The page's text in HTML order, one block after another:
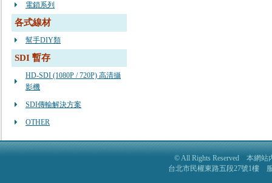
電鎖系列
各式線材
幫手DIY類
SDI 暫存
HD-SDI (1080P / 720P) 高清攝
影機
SDI傳輸解決方案
OTHER
© All Rights Reserved 本網站
台北市民權東路五段27號1樓